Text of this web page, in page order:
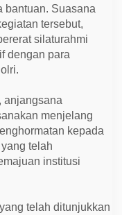
bantuan. Suasana
tersebut,
silaturahmi
dengan para
anjangsana
menjelang
kepada
telah
institusi
telah ditunjukkan